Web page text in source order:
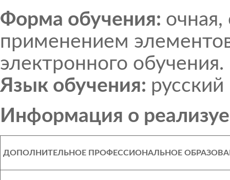
Форма обучения: очная,
применением
электронного обучения.
Язык обучения: русский
Информация о
ДОПОЛНИТЕЛЬНОЕ ПРОФЕССИОНАЛЬНОЕ